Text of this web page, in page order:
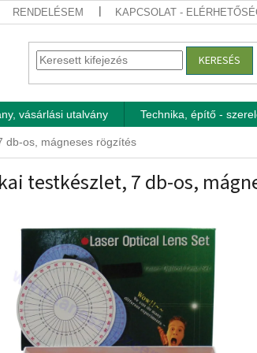
RENDELÉSEM KAPCSOLAT -
KERESÉS
vásárlási utalvány Technika, építő -
db-os, mágneses rögzítés
testkészlet, 7 db-os,